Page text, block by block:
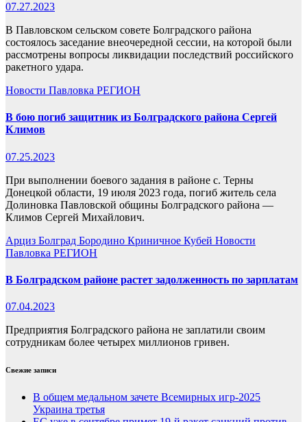
07.27.2023
В Павловском сельском совете Болградского района
состоялось заседание внеочередной сессии, на которой были
рассмотрены вопросы ликвидации последствий российского
ракетного удара.
Новости Павловка РЕГИОН
В бою погиб защитник из Болградского района Сергей
Климов
07.25.2023
При выполнении боевого задания в районе с. Терны
Донецкой области, 19 июля 2023 года, погиб житель села
Долиновка Павловской общины Болградского района —
Климов Сергей Михайлович.
Арциз Болград Бородино Криничное Кубей Новости
Павловка РЕГИОН
В Болградском районе растет задолженность по зарплатам
07.04.2023
Предприятия Болградского района не заплатили своим
сотрудникам более четырех миллионов гривен.
Свежие записи
В общем медальном зачете Всемирных игр-2025
Украина третья